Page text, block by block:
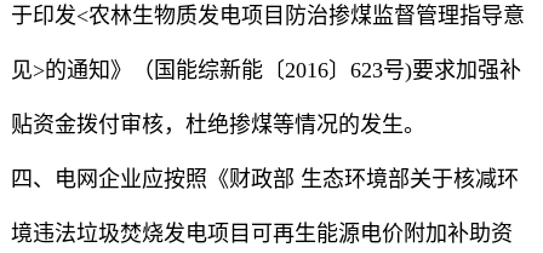
于印发<农林生物质发电项目防治掺煤监督管理指导意
见>的通知》（国能综新能〔2016〕623号)要求加强补
贴资金拨付审核，杜绝掺煤等情况的发生。
四、电网企业应按照《财政部 生态环境部关于核减环
境违法垃圾焚烧发电项目可再生能源电价附加补助资